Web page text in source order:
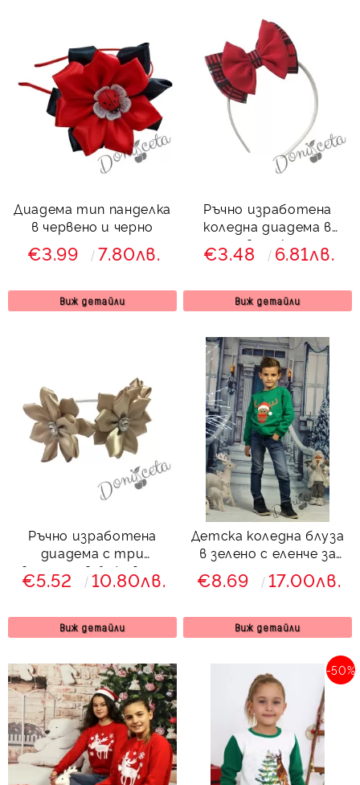
Диадема тип панделка
в червено и черно
€3.99 7.80лв.
Виж детайли
Ръчно изработена
коледна диадема в
червено каре
€3.48 6.81лв.
Виж детайли
Ръчно изработена
диадема с три
цветенца в бежово от
колекция Бежина
€5.52 10.80лв.
Виж детайли
Детска коледна блуза
в зелено с еленче за
момче
€8.69 17.00лв.
Виж детайли
-50%